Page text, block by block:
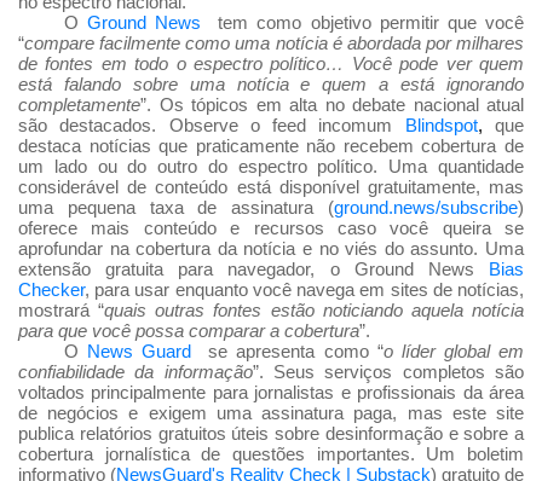
O Ground News tem como objetivo permitir que você
“compare facilmente como uma notícia é abordada por milhares
de fontes em todo o espectro político… Você pode ver quem
está falando sobre uma notícia e quem a está ignorando
completamente”. Os tópicos em alta no debate nacional atual
são destacados. Observe o feed incomum Blindspot,que
destaca notícias que praticamente não recebem cobertura de
um lado ou do outro do espectro político. Uma quantidade
considerável de conteúdo está disponível gratuitamente, mas
uma pequena taxa de assinatura (ground.news/subscribe)
oferece mais conteúdo e recursos caso você queira se
aprofundar na cobertura da notícia e no viés do assunto. Uma
extensão gratuita para navegador, o Ground News Bias
Checker, para usar enquanto você navega em sites de notícias,
mostrará “quais outras fontes estão noticiando aquela notícia
para que você possa comparar a cobertura”.
O News Guard se apresenta como “o líder global em
confiabilidade da informação”. Seus serviços completos são
voltados principalmente para jornalistas e profissionais da área
de negócios e exigem uma assinatura paga, mas este site
publica relatórios gratuitos úteis sobre desinformação e sobre a
cobertura jornalística de questões importantes. Um boletim
informativo (NewsGuard's Reality Check | Substack) gratuito de